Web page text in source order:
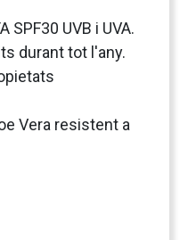
SPF30 UVB i UVA.
durant tot l'any.
Vera resistent a